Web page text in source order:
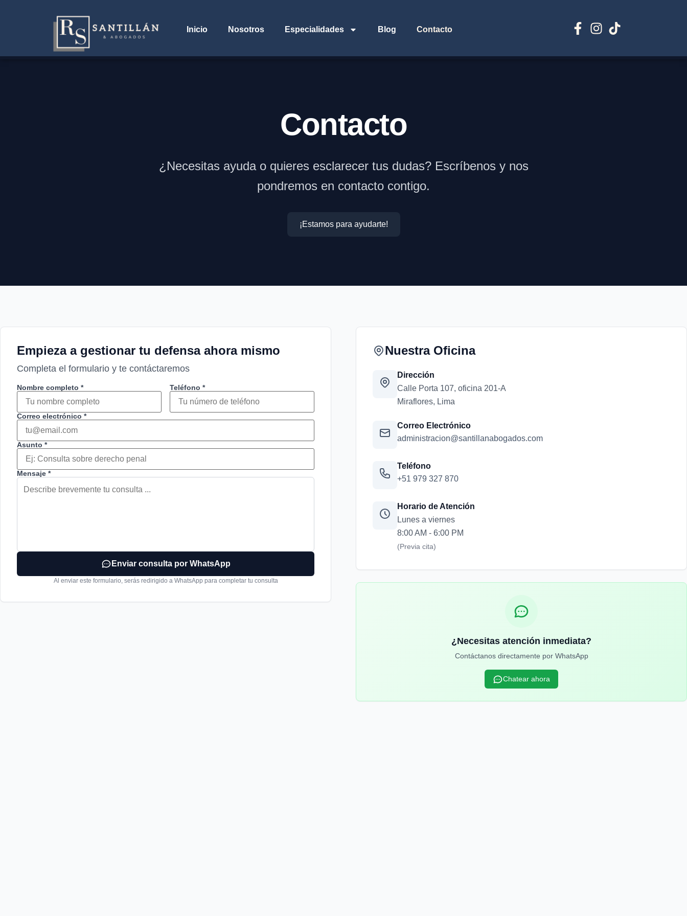
Inicio Nosotros Especialidades Blog Contacto
Contacto
¿Necesitas ayuda o quieres esclarecer tus dudas? Escríbenos y nos
pondremos en contacto contigo.
¡Estamos para ayudarte!
Empieza a gestionar tu defensa ahora mismo
Completa el formulario y te contáctaremos
Nombre completo * Teléfono *
Correo electrónico *
Asunto *
Mensaje *
Enviar consulta por WhatsApp
Al enviar este formulario, serás redirigido a WhatsApp para completar tu consulta
Nuestra Oficina
Dirección
Calle Porta 107, oficina 201-A
Miraflores, Lima
Correo Electrónico
administracion@santillanabogados.com
Teléfono
+51 979 327 870
Horario de Atención
Lunes a viernes
8:00 AM - 6:00 PM
(Previa cita)
¿Necesitas atención inmediata?
Contáctanos directamente por WhatsApp
Chatear ahora